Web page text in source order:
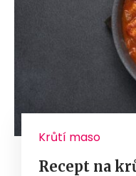
Krůtí maso
Recept na